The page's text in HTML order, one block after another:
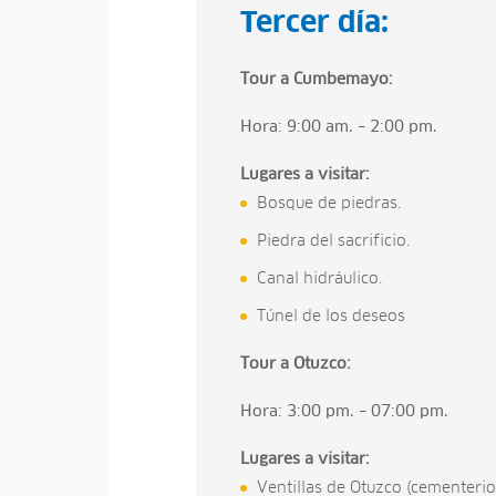
Tercer día:
Tour a Cumbemayo:
Hora: 9:00 am. – 2:00 pm.
Lugares a visitar:
Bosque de piedras.
Piedra del sacrificio.
Canal hidráulico.
Túnel de los deseos
Tour a Otuzco:
Hora: 3:00 pm. – 07:00 pm.
Lugares a visitar:
Ventillas de Otuzco